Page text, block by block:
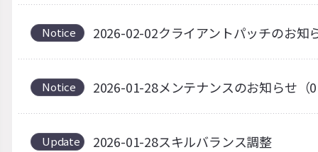
Notice 2026-02-02クライアントパッチのお知
Notice 2026-01-28メンテナンスのお知らせ（
Update 2026-01-28スキルバランス調整